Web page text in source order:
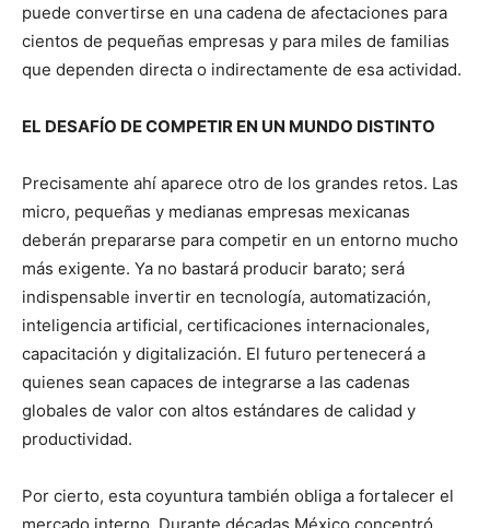
puede convertirse en una cadena de afectaciones para
cientos de pequeñas empresas y para miles de familias
que dependen directa o indirectamente de esa actividad.
EL DESAFÍO DE COMPETIR EN UN MUNDO DISTINTO
Precisamente ahí aparece otro de los grandes retos. Las
micro, pequeñas y medianas empresas mexicanas
deberán prepararse para competir en un entorno mucho
más exigente. Ya no bastará producir barato; será
indispensable invertir en tecnología, automatización,
inteligencia artificial, certificaciones internacionales,
capacitación y digitalización. El futuro pertenecerá a
quienes sean capaces de integrarse a las cadenas
globales de valor con altos estándares de calidad y
productividad.
Por cierto, esta coyuntura también obliga a fortalecer el